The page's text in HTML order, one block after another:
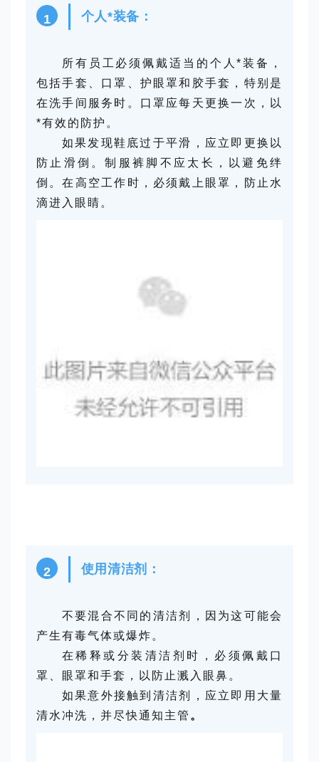
1 个人*装备：
所有员工必须佩戴适当的个人*装备，
包括手套、口罩、护眼罩和胶手套，特别是
在洗手间服务时。口罩应每天更换一次，以
*有效的防护。
如果发现鞋底过于平滑，应立即更换以
防止滑倒。制服裤脚不应太长，以避免绊
倒。在高空工作时，必须戴上眼罩，防止水
滴进入眼睛。
2 使用清洁剂：
不要混合不同的清洁剂，因为这可能会
产生有毒气体或爆炸。
在稀释或分装清洁剂时，必须佩戴口
罩、眼罩和手套，以防止溅入眼鼻。
如果意外接触到清洁剂，应立即用大量
清水冲洗，并尽快通知主管 。